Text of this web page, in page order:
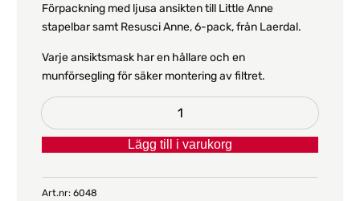
Förpackning med ljusa ansikten till Little Anne
stapelbar samt Resusci Anne, 6-pack, från Laerdal.
Varje ansiktsmask har en hållare och en
munförsegling för säker montering av filtret.
Ljusa
ansikten
Anne,
Lägg till i varukorg
Art.nr:6048